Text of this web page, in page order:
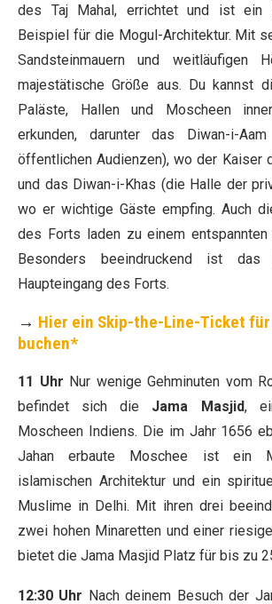
des Taj Mahal, errichtet und ist ein
Beispiel für die Mogul-Architektur. Mit
Sandsteinmauern und weitläufigen
majestätische Größe aus. Du kannst
Paläste, Hallen und Moscheen
erkunden, darunter das Diwan-i-
öffentlichen Audienzen), wo der Kaiser
und das Diwan-i-Khas (die Halle der
wo er wichtige Gäste empfing. Auch
des Forts laden zu einem entspannten
Besonders beeindruckend ist das
Haupteingang des Forts.
→ Hier ein Skip-the-Line-Ticket für
buchen*
11 Uhr Nur wenige Gehminuten vom
befindet sich die Jama Masjid,
Moscheen Indiens. Die im Jahr 1656
Jahan erbaute Moschee ist ein
islamischen Architektur und ein
Muslime in Delhi. Mit ihren drei
zwei hohen Minaretten und einer
bietet die Jama Masjid Platz für bis zu
12:30 Uhr Nach deinem Besuch der